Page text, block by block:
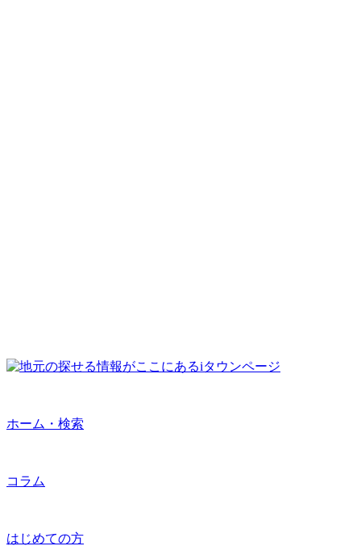
ホーム・検索
コラム
はじめての方